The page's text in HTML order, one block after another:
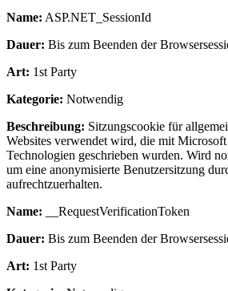
Name: ASP.NET_SessionId
Dauer: Bis zum Beenden der
Art: 1st Party
Kategorie: Notwendig
Beschreibung: Sitzungscookie für
Websites verwendet wird, die mit
Technologien geschrieben wurden. Wird
um eine anonymisierte Benutzersitzung
aufrechtzuerhalten.
Name: __RequestVerificationToken
Dauer: Bis zum Beenden der
Art: 1st Party